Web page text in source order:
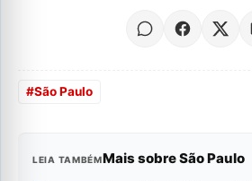
#São Paulo
LEIA TAMBÉMMais sobre São Paulo